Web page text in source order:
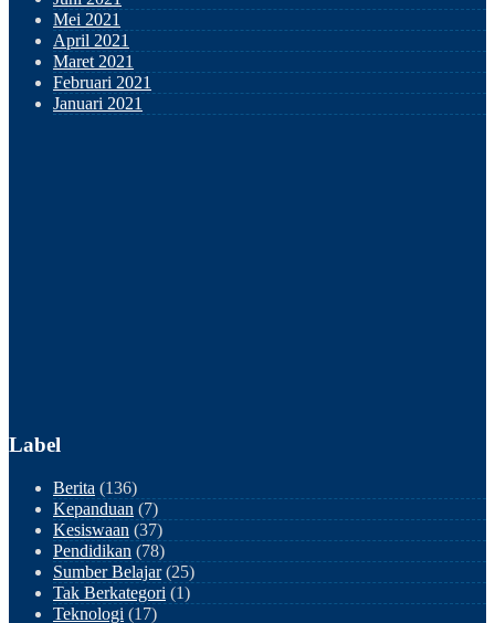
Mei 2021
April 2021
Maret 2021
Februari 2021
Januari 2021
Label
Berita (136)
Kepanduan (7)
Kesiswaan (37)
Pendidikan (78)
Sumber Belajar(25)
Tak Berkategori (1)
Teknologi (17)